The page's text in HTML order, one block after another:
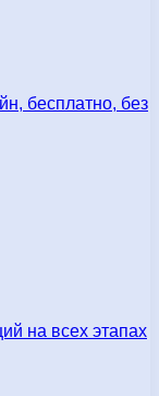
бесплатно, без
на всех этапах